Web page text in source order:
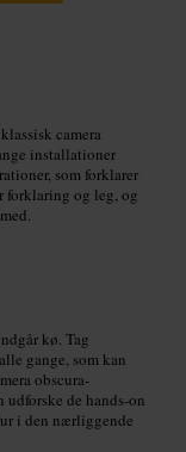
camera
installationer
som forklarer
forklaring og leg, og
kø. Tag
gange, som kan
obscura-
de hands-on
i den nærliggende